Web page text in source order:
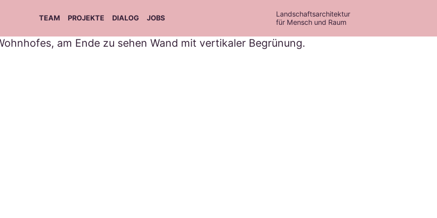
Landschaftsarchitektur
für Mensch und Raum
TEAM PROJEKTE DIALOG JOBS